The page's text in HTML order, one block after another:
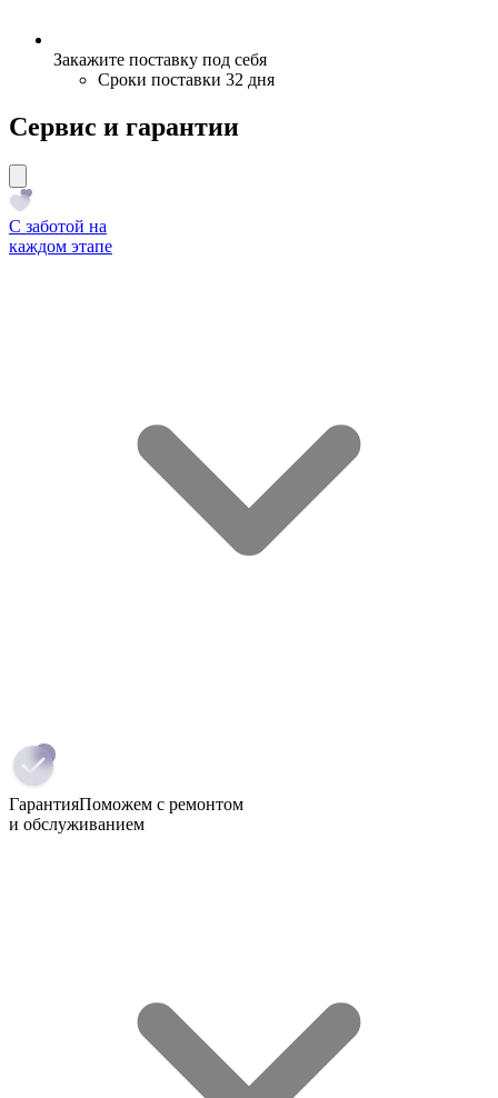
Закажите поставку под себя
Сроки поставки 32 дня
Сервис и гарантии
С заботой на
каждом этапе
ГарантияПоможем с ремонтом
и обслуживанием